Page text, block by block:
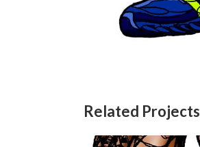
Related Projects